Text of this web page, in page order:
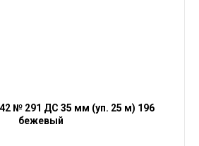
№ 291 ДС 35 мм (уп. 25 м) 196
бежевый